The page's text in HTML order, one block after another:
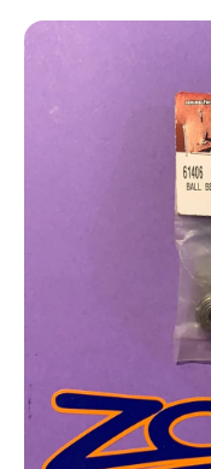
Ir directamente a